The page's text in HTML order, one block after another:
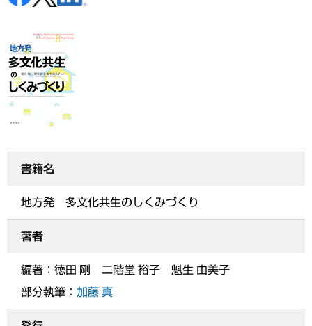
書籍名
地方発 多文化共生のしくみづくり
著者
編著：徳田 剛 二階堂 裕子 魁生 由美子
部分執筆：加藤 真